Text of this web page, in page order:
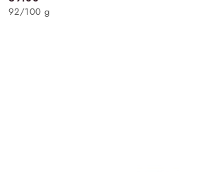
Cena:
92/100 g